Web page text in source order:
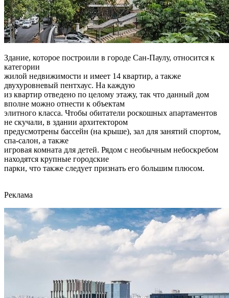
Здание, которое построили в городе Сан-Паулу, относится к
категории
жилой недвижимости и имеет 14 квартир, а также
двухуровневый пентхаус. На каждую
из квартир отведено по целому этажу, так что данный дом
вполне можно отнести к объектам
элитного класса. Чтобы обитатели роскошных апартаментов
не скучали, в здании архитектором
предусмотрены бассейн (на крыше), зал для занятий спортом,
спа-салон, а также
игровая комната для детей. Рядом с необычным небоскребом
находятся крупные городские
парки, что также следует признать его большим плюсом.
Реклама